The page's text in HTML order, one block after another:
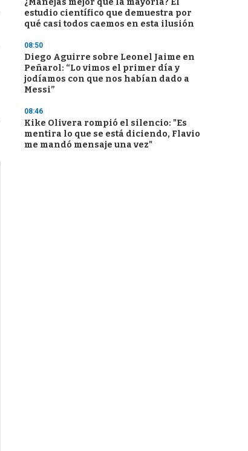
¿Manejás mejor que la mayoría? El
estudio científico que demuestra por
qué casi todos caemos en esta ilusión
08:50
Diego Aguirre sobre Leonel Jaime en
Peñarol: “Lo vimos el primer día y
jodíamos con que nos habían dado a
Messi”
08:46
Kike Olivera rompió el silencio: "Es
mentira lo que se está diciendo, Flavio
me mandó mensaje una vez"